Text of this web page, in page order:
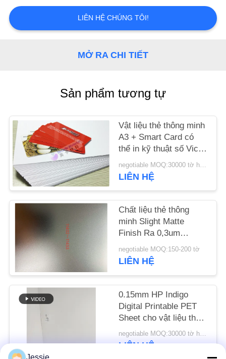
KIỂM
SOÁT
VỚI
CHÚNG
TÔI
TIN
TỨC
YÊU
CẦU
BÁO
GIÁ
TRANG
LIÊN HỆ CHÚNG TÔI!
MỞ RA CHI TIẾT
Sản phẩm tương tự
Vật liệu thẻ thông minh
A3 + Smart Card có
thể in kỹ thuật số Vicat
Point Konica cao
negotiable MOQ:30000 tờ hoặc 2 tấn
LIÊN HỆ
Chất liệu thẻ thông
minh Slight Matte
Finish Ra 0,3um
0,10mm
negotiable MOQ:150-200 tờ
LIÊN HỆ
0.15mm HP Indigo
Digital Printable PET
Sheet cho vật liệu thẻ
thông minh với
Laminating nhiệt ở 110
negotiable MOQ:30000 tờ hoặc 2 tấn
LIÊN HỆ
Jessie